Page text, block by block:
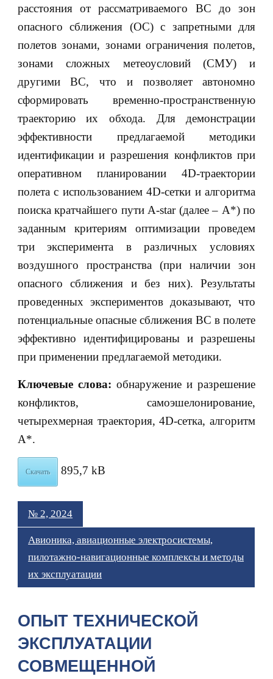
расстояния от рассматриваемого ВС до зон
опасного сближения (ОС) с запретными для
полетов зонами, зонами ограничения полетов,
зонами сложных метеоусловий (СМУ) и
другими ВС, что и позволяет автономно
сформировать временно-пространственную
траекторию их обхода. Для демонстрации
эффективности предлагаемой методики
идентификации и разрешения конфликтов при
оперативном планировании 4D-траектории
полета с использованием 4D-сетки и алгоритма
поиска кратчайшего пути А-star (далее – А*) по
заданным критериям оптимизации проведем
три эксперимента в различных условиях
воздушного пространства (при наличии зон
опасного сближения и без них). Результаты
проведенных экспериментов доказывают, что
потенциальные опасные сближения ВС в полете
эффективно идентифицированы и разрешены
при применении предлагаемой методики.
Ключевые слова: обнаружение и разрешение
конфликтов, самоэшелонирование,
четырехмерная траектория, 4D-сетка, алгоритм
A*.
Скачать 895,7 kB
№ 2, 2024
Авионика, авиационные электросистемы,
пилотажно-навигационные комплексы и методы
их эксплуатации
ОПЫТ ТЕХНИЧЕСКОЙ
ЭКСПЛУАТАЦИИ
СОВМЕЩЕННОЙ